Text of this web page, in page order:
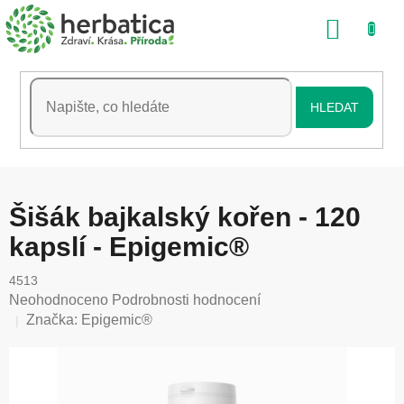
Přejít
na
obsah
HLEDAT
Šišák bajkalský kořen - 120
kapslí - Epigemic®
4513
Průměrné
hodnocení
Neohodnoceno Podrobnosti hodnocení
Značka: Epigemic®